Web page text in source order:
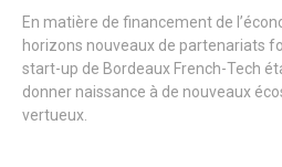
En matière de financement de
horizons nouveaux de partenariats
start-up de Bordeaux French-Tech
donner naissance à de nouveaux
vertueux.